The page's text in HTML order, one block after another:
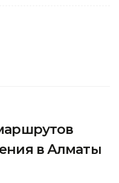
в Алматы